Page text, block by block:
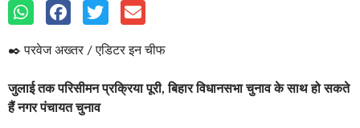
✒️ परवेज अख्तर / एडिटर इन चीफ
जुलाई तक परिसीमन प्रक्रिया पूरी, बिहार विधानसभा चुनाव के साथ हो सकते
हैं नगर पंचायत चुनाव